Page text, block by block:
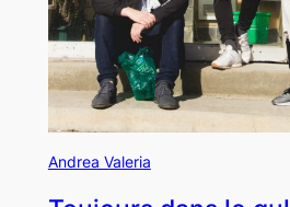
Andrea Valeria